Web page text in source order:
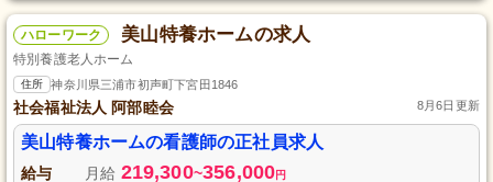
ハローワーク 美山特養ホームの求人
特別養護老人ホーム
住所 神奈川県三浦市初声町下宮田1846
社会福祉法人 阿部睦会 8月6日更新
美山特養ホームの看護師の正社員求人
給与 月給 219,300~356,000円